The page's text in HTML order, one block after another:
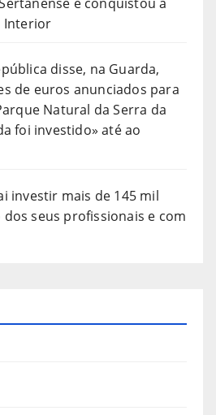
Interior
disse, na Guarda,
de euros anunciados para
Natural da Serra da
foi investido» até ao
investir mais de 145 mil
seus profissionais e com